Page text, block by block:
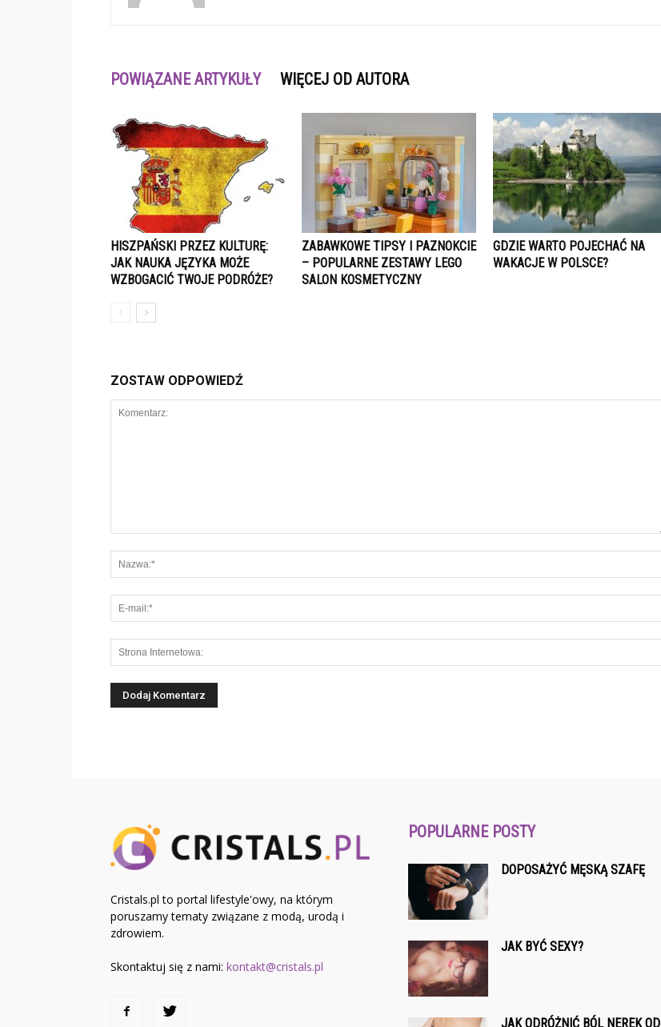
POWIĄZANE ARTYKUŁY WIĘCEJ OD AUTORA
HISZPAŃSKI PRZEZ KULTURĘ:
JAK NAUKA JĘZYKA MOŻE
WZBOGACIĆ TWOJE PODRÓŻE?
ZABAWKOWE TIPSY I PAZNOKCIE
– POPULARNE ZESTAWY LEGO
SALON KOSMETYCZNY
GDZIE WARTO POJECHAĆ NA
WAKACJE W POLSCE?
ZOSTAW ODPOWIEDŹ
Cristals.pl to portal lifestyle'owy, na którym
poruszamy tematy związane z modą, urodą i
zdrowiem.
Skontaktuj się z nami: kontakt@cristals.pl
POPULARNE POSTY
DOPOSAŻYĆ MĘSKĄ SZAFĘ
JAK BYĆ SEXY?
JAK ODRÓŻNIĆ BÓL NEREK OD